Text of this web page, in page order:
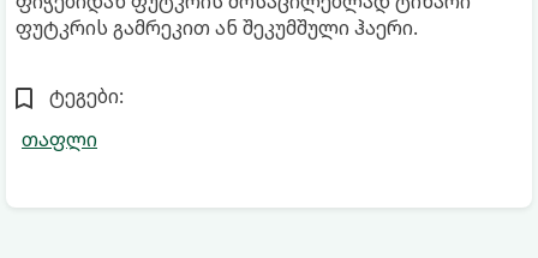
ფუტკრის გამრეკით ან შეკუმშული ჰაერი.
ტეგები:
თაფლი